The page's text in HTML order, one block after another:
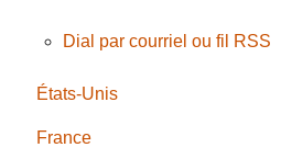
Dial par courriel ou fil RSS
États-Unis
France